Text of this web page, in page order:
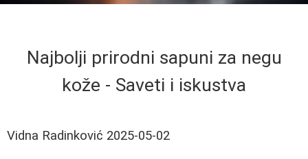
Najbolji prirodni sapuni za negu
kože - Saveti i iskustva
Vidna Radinković 2025-05-02